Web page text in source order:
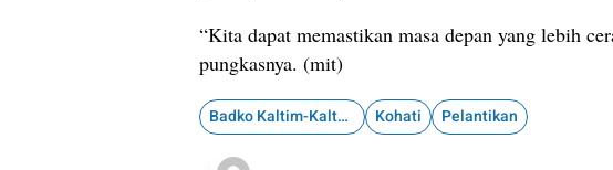
“Kita dapat memastikan masa depan yang lebih
pungkasnya. (mit)
Badko Kaltim-Kaltara Kohati Pelantikan